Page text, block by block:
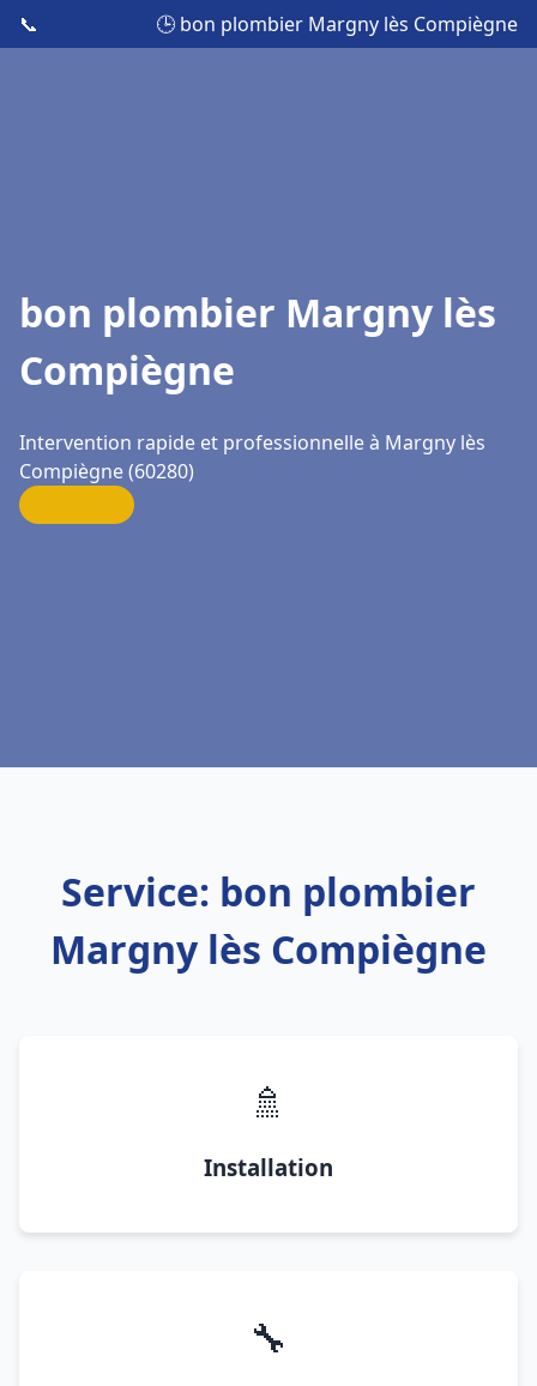
📞 🕒 bon plombier Margny lès Compiègne
bon plombier Margny lès
Compiègne
Intervention rapide et professionnelle à Margny lès
Compiègne (60280)
Service: bon plombier
Margny lès Compiègne
🚿
Installation
🔧